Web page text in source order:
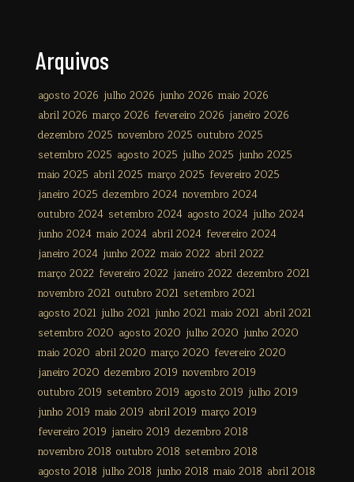
Arquivos
agosto 2026 julho 2026 junho 2026 maio 2026
abril 2026 março 2026 fevereiro 2026 janeiro 2026
dezembro 2025 novembro 2025 outubro 2025
setembro 2025 agosto 2025 julho 2025 junho 2025
maio 2025 abril 2025 março 2025 fevereiro 2025
janeiro 2025 dezembro 2024 novembro 2024
outubro 2024 setembro 2024 agosto 2024 julho 2024
junho 2024 maio 2024 abril 2024 fevereiro 2024
janeiro 2024 junho 2022 maio 2022 abril 2022
março 2022 fevereiro 2022 janeiro 2022 dezembro 2021
novembro 2021 outubro 2021 setembro 2021
agosto 2021 julho 2021 junho 2021 maio 2021 abril 2021
setembro 2020 agosto 2020 julho 2020 junho 2020
maio 2020 abril 2020 março 2020 fevereiro 2020
janeiro 2020 dezembro 2019 novembro 2019
outubro 2019 setembro 2019 agosto 2019 julho 2019
junho 2019 maio 2019 abril 2019 março 2019
fevereiro 2019 janeiro 2019 dezembro 2018
novembro 2018 outubro 2018 setembro 2018
agosto 2018 julho 2018 junho 2018 maio 2018 abril 2018